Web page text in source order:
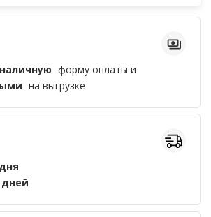
форму оплаты и
на выгрузке
дней